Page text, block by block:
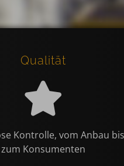
Qualität
Kontrolle, vom Anbau bis
zum Konsumenten